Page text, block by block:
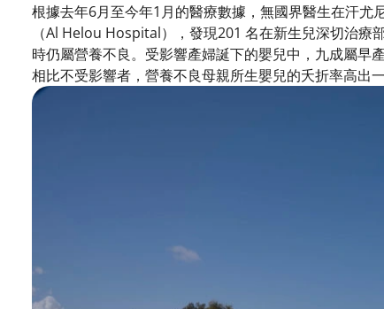
根據去年6月至今年1月的醫療數據，無國界醫生在汗
（Al Helou Hospital），發現201 名在新生兒深切治
時仍屬營養不良。受影響產婦誕下的嬰兒中，九成屬早
相比不受影響者，營養不良母親所生嬰兒的夭折率高出一